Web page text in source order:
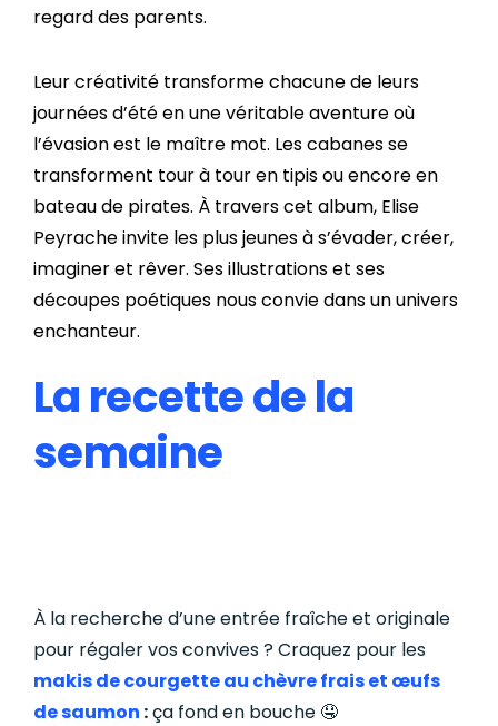
regard des parents.
Leur créativité transforme chacune de leurs
journées d’été en une véritable aventure où
l’évasion est le maître mot. Les cabanes se
transforment tour à tour en tipis ou encore en
bateau de pirates. À travers cet album, Elise
Peyrache invite les plus jeunes à s’évader, créer,
imaginer et rêver. Ses illustrations et ses
découpes poétiques nous convie dans un univers
enchanteur.
La recette de la
semaine
À la recherche d’une entrée fraîche et originale
pour régaler vos convives ? Craquez pour les
makis de courgette au chèvre frais et œufs
de saumon :ça fond en bouche 🤤